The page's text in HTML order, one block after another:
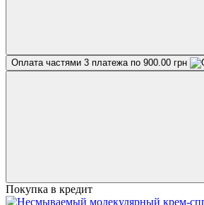
Оплата частями 3 платежа по 900.00 грн
Покупка в кредит